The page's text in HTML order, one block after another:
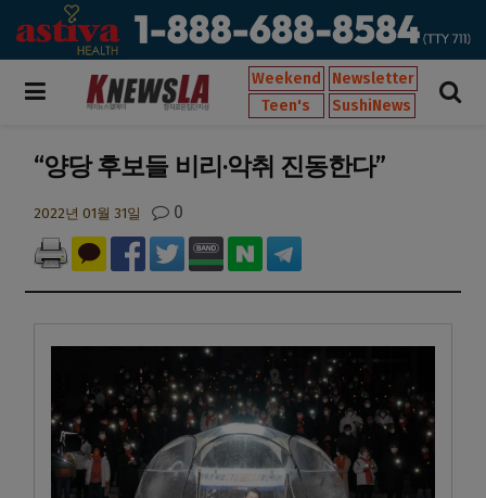
Weekend
Newsletter
Teen's
SushiNews
“양당 후보들 비리·악취 진동한다”
2022년 01월 31일 0